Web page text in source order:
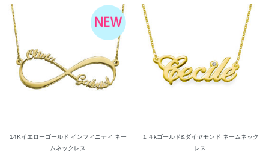
14Kイエローゴールド インフィニティ ネー
ムネックレス
１４kゴールド&ダイヤモンド ネームネック
レス